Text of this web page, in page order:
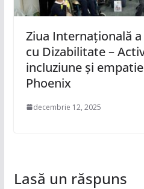
Ziua Internațională
cu Dizabilitate –
incluziune și
Phoenix
decembrie 12, 2025
Lasă un răspuns